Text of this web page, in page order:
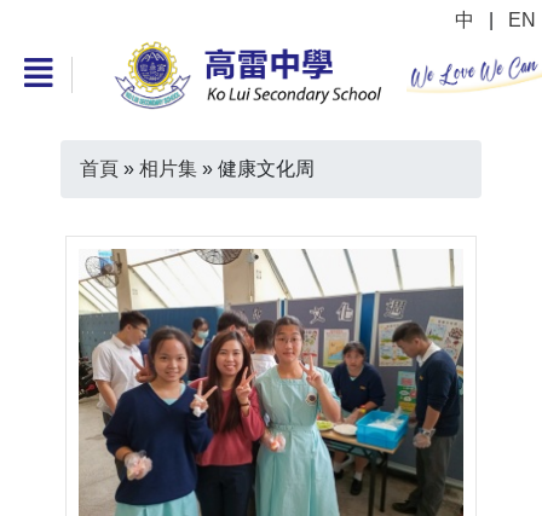
中 EN
首頁 » 相片集 » 健康文化周